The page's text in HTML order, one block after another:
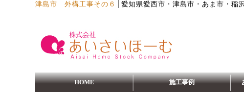
津島市 外構工事その６ 愛知県愛西市・津島市・あま市・稲
HOME 施工事例